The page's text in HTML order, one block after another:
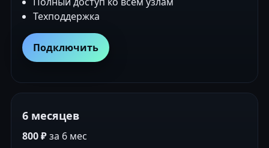
Техподдержка
Подключить
6 месяцев
800 ₽за 6 мес